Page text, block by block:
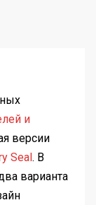
и
версии
Seal. В
варианта